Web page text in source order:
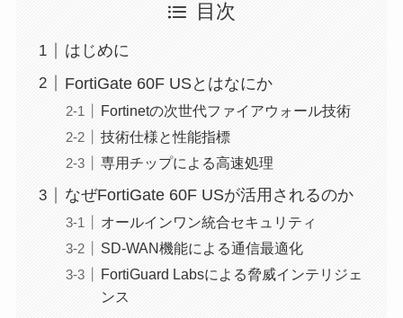
目次
はじめに
FortiGate 60F USとはなにか
Fortinetの次世代ファイアウォール技術
技術仕様と性能指標
専用チップによる高速処理
なぜFortiGate 60F USが活用されるのか
オールインワン統合セキュリティ
SD-WAN機能による通信最適化
FortiGuard Labsによる脅威インテリジェ
ンス